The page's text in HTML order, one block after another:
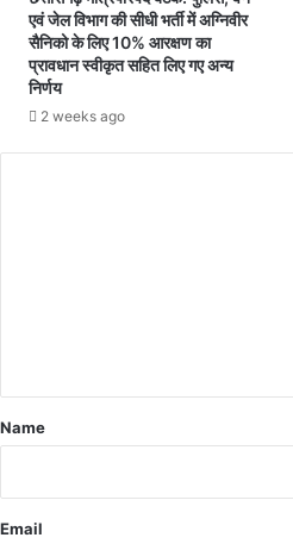
ज
मी
ग
एवं जेल विभाग की सीधी भर्ती में अग्निवीर
सैनिको के लिए 10% आरक्षण का
प्रावधान स्वीकृत सहित लिए गए अन्य
निर्णय
2 weeks ago
Name
Email